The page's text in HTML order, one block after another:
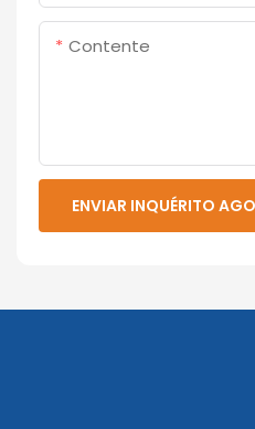
Contente
ENVIAR INQUÉRITO